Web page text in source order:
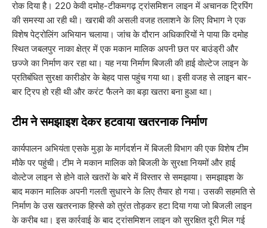
रोक दिया है। 220 केवी दमोह-टीकमगढ़ ट्रांसमिशन लाइन में अचानक ट्रिपिंग
की समस्या आ रही थी। खराबी की असली वजह तलाशने के लिए विभाग ने एक
विशेष पेट्रोलिंग अभियान चलाया। जांच के दौरान अधिकारियों ने पाया कि दमोह
स्थित जबलपुर नाका क्षेत्र में एक मकान मालिक अपनी छत पर बाउंड्री और
छज्जे का निर्माण कर रहा था। यह नया निर्माण बिजली की हाई वोल्टेज लाइन के
प्रतिबंधित सुरक्षा कारीडोर के बेहद पास पहुंच गया था। इसी वजह से लाइन बार-
बार ट्रिप हो रही थी और करंट फैलने का बड़ा खतरा बना हुआ था।
​टीम ने समझाइश देकर हटवाया खतरनाक निर्माण
​कार्यपालन अभियंता एसके मुड़ा के मार्गदर्शन में बिजली विभाग की एक विशेष टीम
मौके पर पहुंची। टीम ने मकान मालिक को बिजली के सुरक्षा नियमों और हाई
वोल्टेज लाइन से होने वाले खतरों के बारे में विस्तार से समझाया। समझाइश के
बाद मकान मालिक अपनी गलती सुधारने के लिए तैयार हो गया। उसकी सहमति से
निर्माण के उस खतरनाक हिस्से को तुरंत तोड़कर हटा दिया गया जो बिजली लाइन
के करीब था। इस कार्रवाई के बाद ट्रांसमिशन लाइन को सुरक्षित दूरी मिल गई